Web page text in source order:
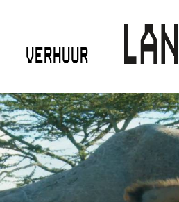
VERHUUR